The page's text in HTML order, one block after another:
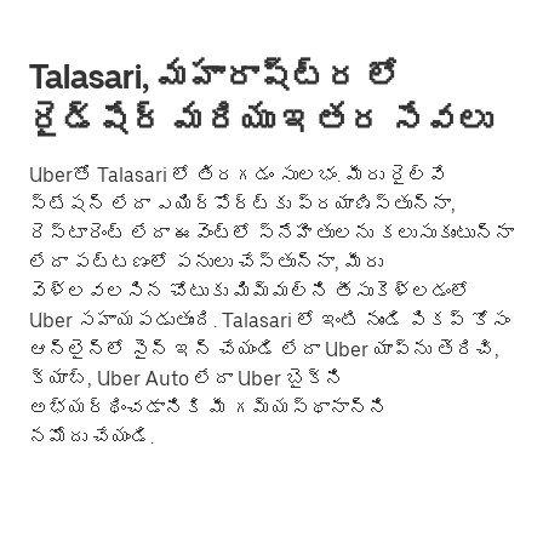
Talasari, మహారాష్ట్ర లో
రైడ్‌షేర్ మరియు ఇతర సేవలు
Uberతో Talasari లో తిరగడం సులభం. మీరు రైల్వే
స్టేషన్ లేదా ఎయిర్‌పోర్ట్‌కు ప్రయాణిస్తున్నా,
రెస్టారెంట్ లేదా ఈవెంట్లో స్నేహితులను కలుసుకుంటున్నా
లేదా పట్టణంలో పనులు చేస్తున్నా, మీరు
వెళ్లవలసిన చోటుకు మిమ్మల్ని తీసుకెళ్లడంలో
Uber సహాయపడుతుంది. Talasari లో ఇంటి నుండి పికప్ కోసం
ఆన్‌లైన్‌లో సైన్ ఇన్ చేయండి లేదా Uber యాప్‌ను తెరిచి,
క్యాబ్, Uber Auto లేదా Uber బైక్‌ని
అభ్యర్థించడానికి మీ గమ్యస్థానాన్ని
నమోదు చేయండి.